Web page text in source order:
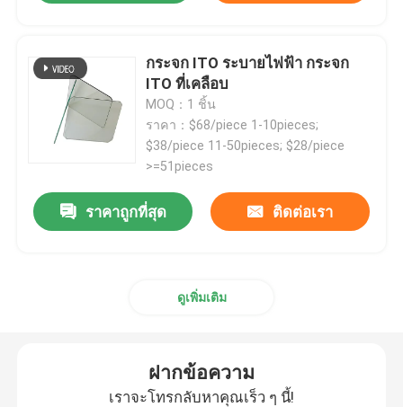
เกี่ยวกับเรา
ทัวร์โรงงาน
ติดต่อเรา
ฟลูเรสเซนซ์ แบนด์ปาสฟิลเตอร์
กระจก ITO ระบายไฟฟ้า กระจก
ITO ที่เคลือบ
MOQ：1 ชิ้น
ราคา：$68/piece 1-10pieces;
$38/piece 11-50pieces; $28/piece
>=51pieces
ราคาถูกที่สุด ติดต่อเรา
ดูเพิ่มเติม
ฝากข้อความ
เราจะโทรกลับหาคุณเร็ว ๆ นี้!